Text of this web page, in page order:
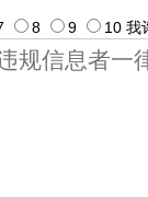
8 9 10 我